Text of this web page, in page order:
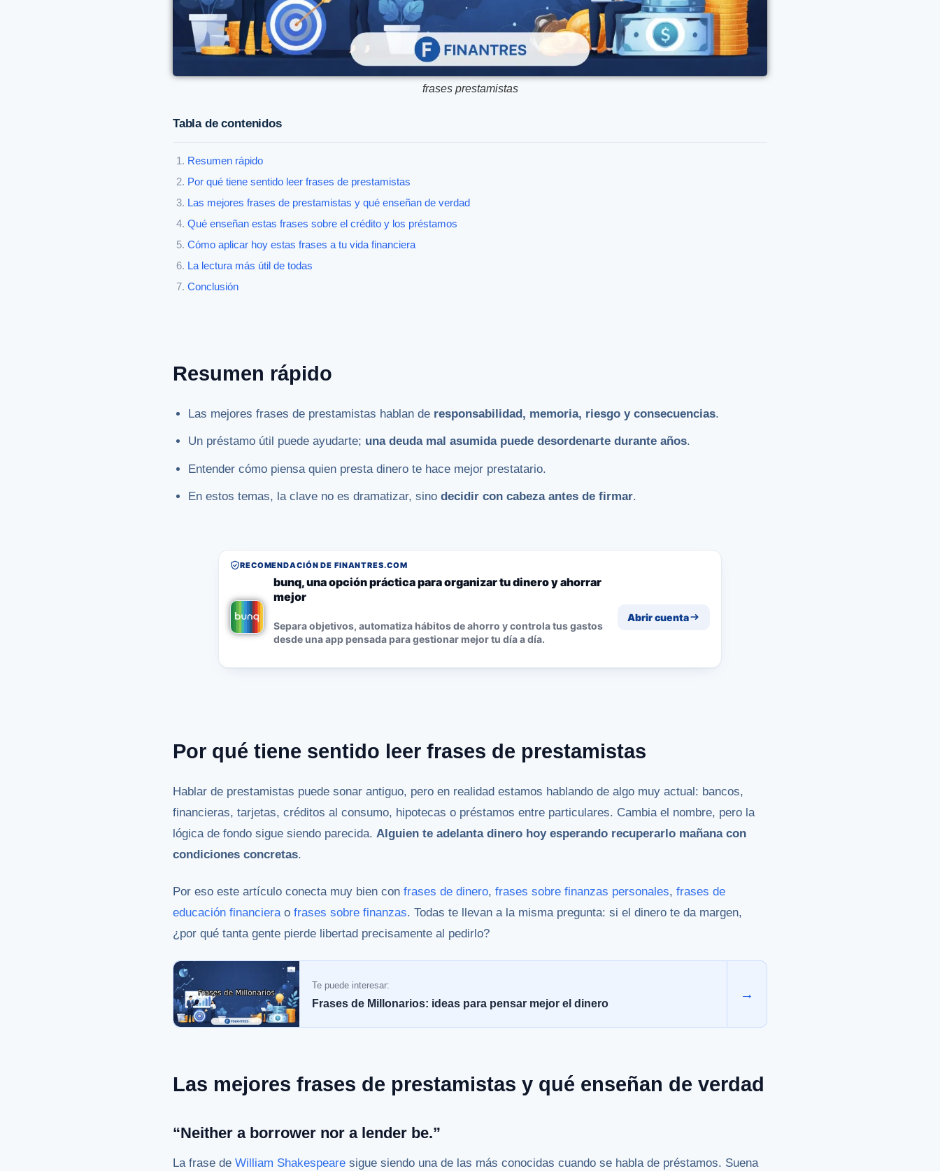
frases prestamistas
Tabla de contenidos
Resumen rápido
Por qué tiene sentido leer frases de prestamistas
Las mejores frases de prestamistas y qué enseñan de verdad
Qué enseñan estas frases sobre el crédito y los préstamos
Cómo aplicar hoy estas frases a tu vida financiera
La lectura más útil de todas
Conclusión
Resumen rápido
Las mejores frases de prestamistas hablan de responsabilidad, memoria, riesgo y consecuencias.
Un préstamo útil puede ayudarte; una deuda mal asumida puede desordenarte durante años.
Entender cómo piensa quien presta dinero te hace mejor prestatario.
En estos temas, la clave no es dramatizar, sinodecidir con cabeza antes de firmar.
RECOMENDACIÓN DE FINANTRES.COM
bunq, una opción práctica para organizar tu dinero y ahorrar
mejor
Separa objetivos, automatiza hábitos de ahorro y controla tus gastos
desde una app pensada para gestionar mejor tu día a día.
Abrir cuenta
Por qué tiene sentido leer frases de prestamistas
Hablar de prestamistas puede sonar antiguo, pero en realidad estamos hablando de algo muy actual: bancos,
financieras, tarjetas, créditos al consumo, hipotecas o préstamos entre particulares. Cambia el nombre, pero la
lógica de fondo sigue siendo parecida. Alguien te adelanta dinero hoy esperando recuperarlo mañana con
condiciones concretas.
Por eso este artículo conecta muy bien con frases de dinero, frases sobre finanzas personales, frases de
educación financierao frases sobre finanzas. Todas te llevan a la misma pregunta: si el dinero te da margen,
¿por qué tanta gente pierde libertad precisamente al pedirlo?
Te puede interesar:
Frases de Millonarios: ideas para pensar mejor el dinero
→
Las mejores frases de prestamistas y qué enseñan de verdad
“Neither a borrower nor a lender be.”
La frase de William Shakespeare sigue siendo una de las más conocidas cuando se habla de préstamos. Suena